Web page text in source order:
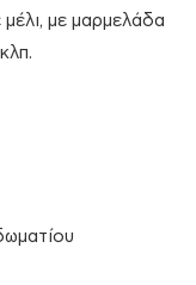
με μαρμελάδα